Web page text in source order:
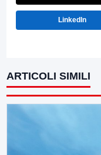
LinkedIn
ARTICOLI SIMILI